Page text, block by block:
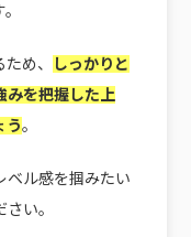
め、
しっかりと
みを把握した上
う。
ベル感を掴みたい
い。